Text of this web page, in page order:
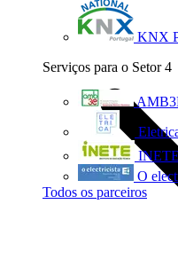
KNX
Serviços para o Setor 4
INETE
O
Todos os parceiros